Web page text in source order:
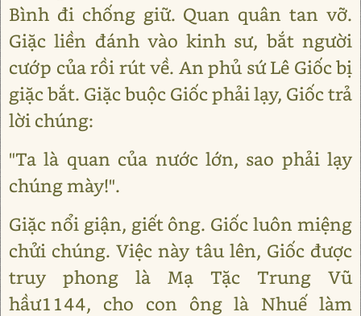
Bình đi chống giữ. Quan quân tan vỡ.
Giặc liền đánh vào kinh sư, bắt người
cướp của rồi rút về. An phủ sứ Lê Giốc bị
giặc bắt. Giặc buộc Giốc phải lạy, Giốc trả
lời chúng:
"Ta là quan của nước lớn, sao phải lạy
chúng mày!".
Giặc nổi giận, giết ông. Giốc luôn miệng
chửi chúng. Việc này tâu lên, Giốc được
truy phong là Mạ Tặc Trung Vũ
hầư1144, cho con ông là Nhuế làm